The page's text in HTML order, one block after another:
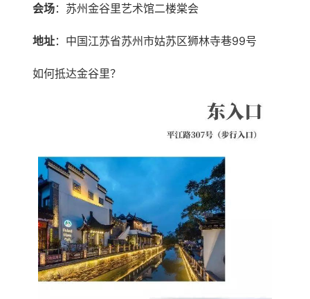
会场：苏州金谷里艺术馆二楼棠会
地址：中国江苏省苏州市姑苏区狮林寺巷99号
如何抵达金谷里？